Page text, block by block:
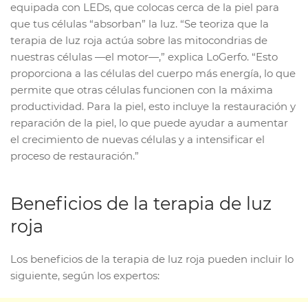
equipada con LEDs, que colocas cerca de la piel para
que tus células “absorban” la luz. “Se teoriza que la
terapia de luz roja actúa sobre las mitocondrias de
nuestras células —el motor—,” explica LoGerfo. “Esto
proporciona a las células del cuerpo más energía, lo que
permite que otras células funcionen con la máxima
productividad. Para la piel, esto incluye la restauración y
reparación de la piel, lo que puede ayudar a aumentar
el crecimiento de nuevas células y a intensificar el
proceso de restauración.”
Beneficios de la terapia de luz
roja
Los beneficios de la terapia de luz roja pueden incluir lo
siguiente, según los expertos: